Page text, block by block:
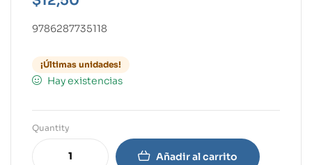
9786287735118
¡Últimas unidades!
Hay existencias
Quantity
Añadir al carrito